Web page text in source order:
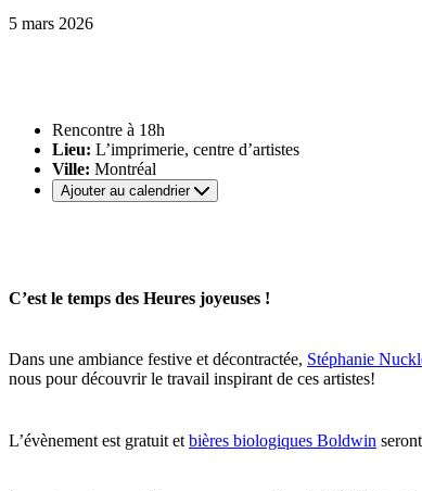
5 mars 2026
Rencontre à 18h
Lieu: L’imprimerie, centre d’artistes
Ville: Montréal
Ajouter au calendrier
C’est le temps des Heures joyeuses !
Dans une ambiance festive et décontractée, Stéphanie
nous pour découvrir le travail inspirant de ces artistes!
L’évènement est gratuit et bières biologiques Boldwin